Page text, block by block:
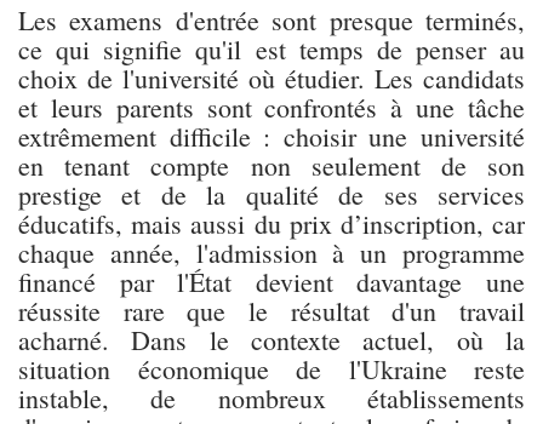
Les examens d'entrée sont presque terminés,
ce qui signifie qu'il est temps de penser au
choix de l'université où étudier. Les candidats
et leurs parents sont confrontés à une tâche
extrêmement difficile : choisir une université
en tenant compte non seulement de son
prestige et de la qualité de ses services
éducatifs, mais aussi du prix d’inscription, car
chaque année, l'admission à un programme
financé par l'État devient davantage une
réussite rare que le résultat d'un travail
acharné. Dans le contexte actuel, où la
situation économique de l'Ukraine reste
instable, de nombreux établissements